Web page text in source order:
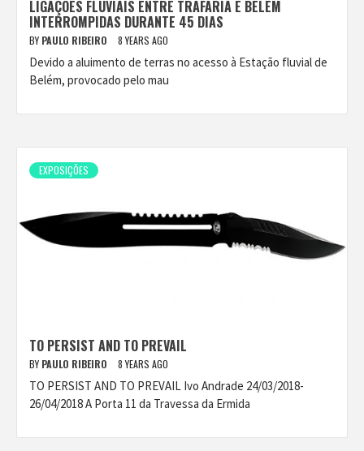
LIGAÇÕES FLUVIAIS ENTRE TRAFARIA E BELÉM
INTERROMPIDAS DURANTE 45 DIAS
BY PAULO RIBEIRO 8 YEARS AGO
Devido a aluimento de terras no acesso à Estação fluvial de
Belém, provocado pelo mau
EXPOSIÇÕES
TO PERSIST AND TO PREVAIL
BY PAULO RIBEIRO 8 YEARS AGO
TO PERSIST AND TO PREVAIL Ivo Andrade 24/03/2018-
26/04/2018 A Porta 11 da Travessa da Ermida